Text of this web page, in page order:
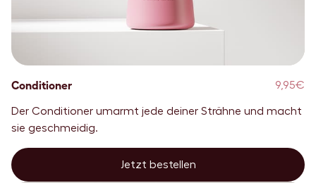
Conditioner 9,95€
Der Conditioner umarmt jede deiner Strähne und macht
sie geschmeidig.
Jetzt bestellen